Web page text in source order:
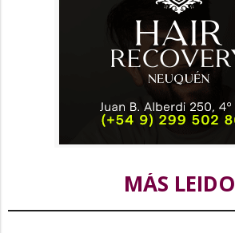
MÁS LEIDO